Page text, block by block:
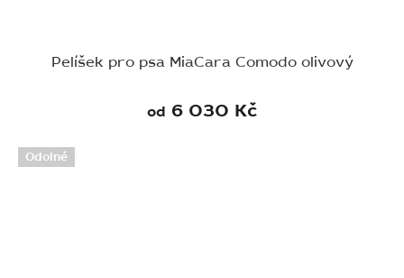
Pelíšek pro psa MiaCara Comodo olivový
od 6 030 Kč
Odolné